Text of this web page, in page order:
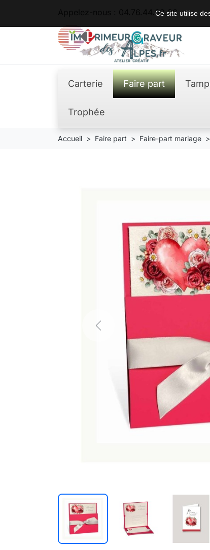
04.76.44.62.36
Carterie Faire part
Trophée
Accueil Faire part Faire-part mariage
Previous
Ce site utilise